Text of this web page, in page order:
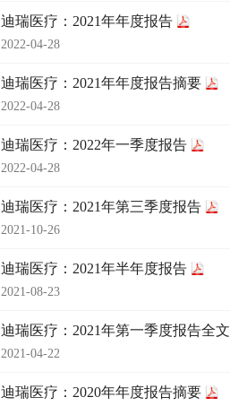
迪瑞医疗：2021年年度报告
2022-04-28
迪瑞医疗：2021年年度报告摘要
2022-04-28
迪瑞医疗：2022年一季度报告
2022-04-28
迪瑞医疗：2021年第三季度报告
2021-10-26
迪瑞医疗：2021年半年度报告
2021-08-23
迪瑞医疗：2021年第一季度报告全文
2021-04-22
迪瑞医疗：2020年年度报告摘要